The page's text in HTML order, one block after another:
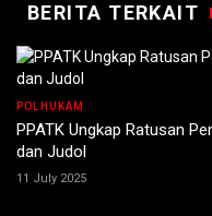
BERITA TERKAIT
POLHUKAM
PPATK Ungkap Ratusan
dan Judol
11 July 2025